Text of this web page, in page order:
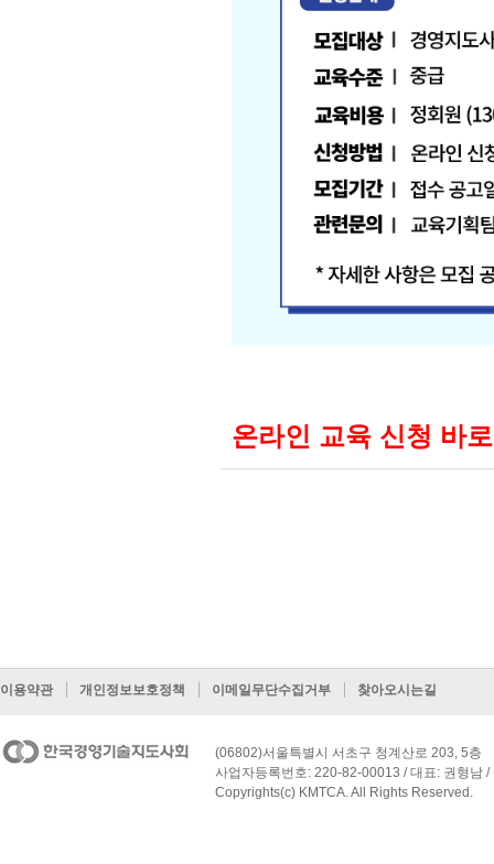
온라인 교육 신청 바
이용약관 개인정보보호정책 이메일무단수집거부 찾아오시는길
(06802)서울특별시 서초구 청계산로 203, 5층
사업자등록번호: 220-82-00013 / 대표: 권형남
Copyrights(c) KMTCA. All Rights Reserved.